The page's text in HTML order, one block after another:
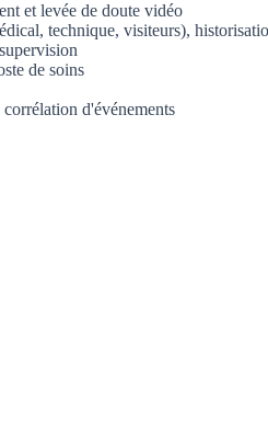
et levée de doute vidéo
technique, visiteurs),
de soins
d'événements